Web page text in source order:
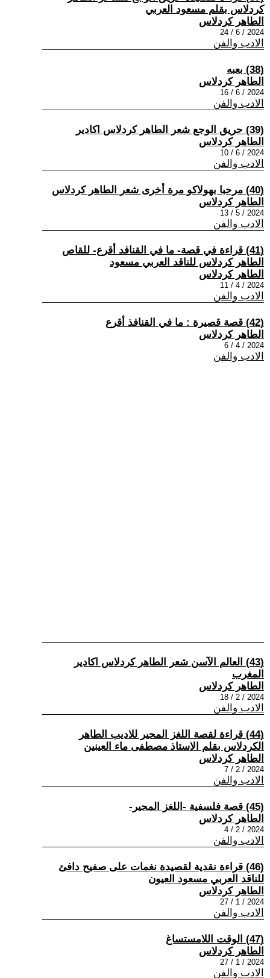
كردلاس بقلم مسعود العربي
الطاهر كردلاس
2024 / 6 / 24
الادب والفن
(38) بعبه
الطاهر كردلاس
2024 / 6 / 16
الادب والفن
(39) حريق الوجع شعر الطاهر كردلاس اكادير
الطاهر كردلاس
2024 / 6 / 10
الادب والفن
(40) مرحبا بهولاكو مرة أخرى شعر الطاهر كردلاس
الطاهر كردلاس
2024 / 5 / 13
الادب والفن
(41) قراءة في قصة- ما في القنافد أقرع- للقاص
الطاهر كردلاس للناقد العربي مسعود
الطاهر كردلاس
2024 / 4 / 11
الادب والفن
(42) قصة قصيرة : ما في القنافذ أقرع
الطاهر كردلاس
2024 / 4 / 6
الادب والفن
(43) العالم الآسن شعر الطاهر كردلاس اكادير
المغرب
الطاهر كردلاس
2024 / 2 / 18
الادب والفن
(44) قراءة لقصة اللغز المحير للاديب الطاهر
الكردلاس بقلم الاستاذ مصطفى ماء العينين
الطاهر كردلاس
2024 / 2 / 7
الادب والفن
(45) قصة فلسفية -اللغز المحير-
الطاهر كردلاس
2024 / 2 / 4
الادب والفن
(46) قراءة نقدية لقصيدة نغمات على صفيح دافئ
للناقد العربي مسعود العيون
الطاهر كردلاس
2024 / 1 / 27
الادب والفن
(47) الوقت اللامستساغ
الطاهر كردلاس
2024 / 1 / 27
الادب والفن